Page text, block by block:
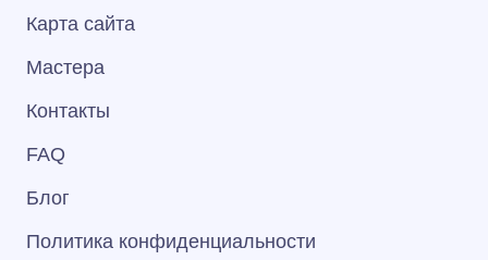
Карта сайта
Мастера
Контакты
FAQ
Блог
Политика конфиденциальности